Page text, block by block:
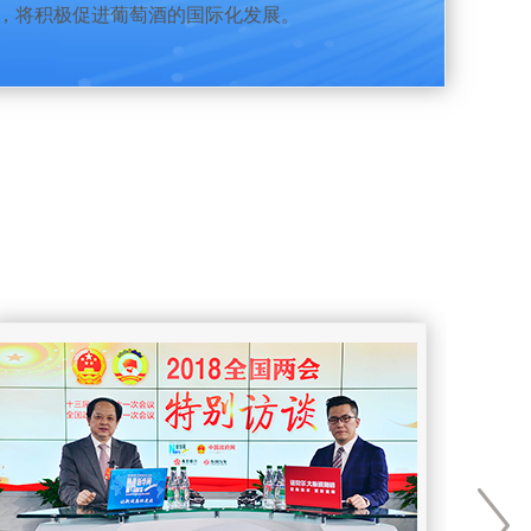
将积极促进葡萄酒的国际化发展。